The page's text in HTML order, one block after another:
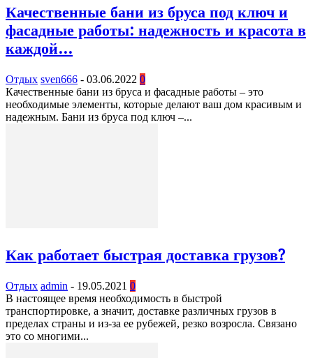
Качественные бани из бруса под ключ и
фасадные работы: надежность и красота в
каждой...
Отдых sven666 - 03.06.2022 0
Качественные бани из бруса и фасадные работы – это
необходимые элементы, которые делают ваш дом красивым и
надежным. Бани из бруса под ключ –...
Как работает быстрая доставка грузов?
Отдых admin - 19.05.2021 0
В настоящее время необходимость в быстрой
транспортировке, а значит, доставке различных грузов в
пределах страны и из-за ее рубежей, резко возросла. Связано
это со многими...